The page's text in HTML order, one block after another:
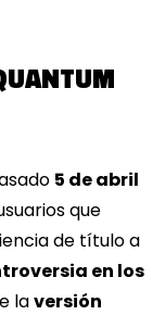
5 de abril
que
de título a
en los
laversión